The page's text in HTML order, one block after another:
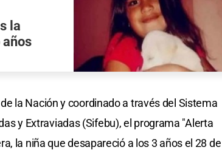
la
la Nación y coordinado a través del Sistema
y Extraviadas (Sifebu), el programa "Alerta
la niña que desapareció a los 3 años el 28 de